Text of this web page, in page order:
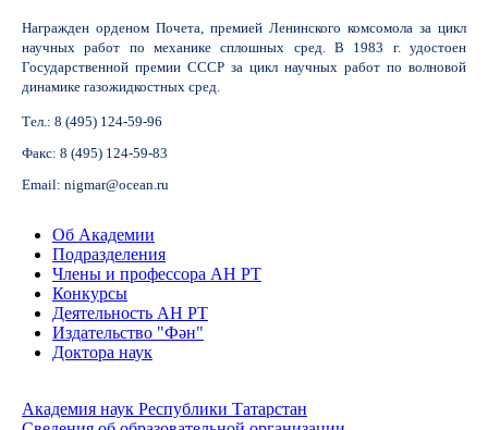
Награжден орденом Почета, премией Ленинского комсомола за цикл
научных работ по механике сплошных сред. В 1983 г. удостоен
Государственной премии СССР за цикл научных работ по волновой
динамике газожидкостных сред.
Тел.: 8 (495) 124-59-96
Факс: 8 (495) 124-59-83
Email: nigmar@ocean.ru
Об Академии
Подразделения
Члены и профессора АН РТ
Конкурсы
Деятельность АН РТ
Издательство "Фән"
Доктора наук
Академия наук Республики Татарстан